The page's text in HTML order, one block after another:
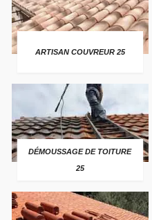
ARTISAN COUVREUR 25
DÉMOUSSAGE DE TOITURE
25